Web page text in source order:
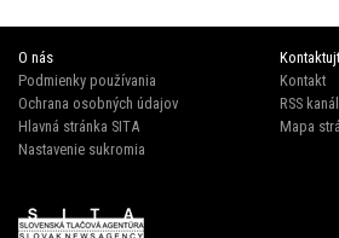
O nás
Podmienky používania
Ochrana osobných údajov
Hlavná stránka SITA
Nastavenie sukromia
Kontakt
RSS kanál
Mapa